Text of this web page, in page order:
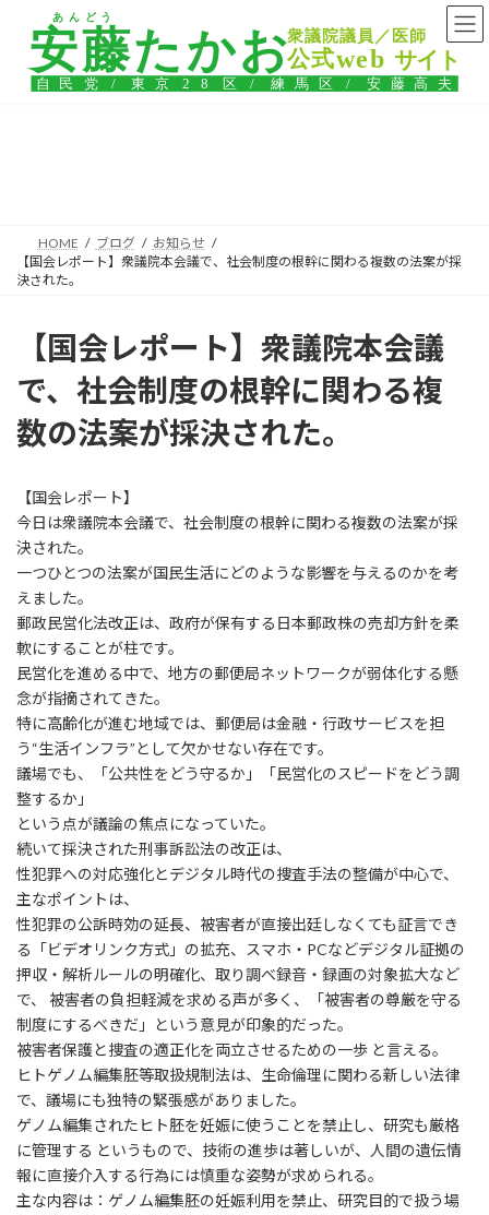
HOME ブログ
お知らせ
【国会レポート】衆議院本会議で、社会制度の根幹に関わる複数の法案が採
決された。
【国会レポート】衆議院本会議
で、社会制度の根幹に関わる複
数の法案が採決された。
【国会レポート】
今日は衆議院本会議で、社会制度の根幹に関わる複数の法案が採
決された。
一つひとつの法案が国民生活にどのような影響を与えるのかを考
えました。
郵政民営化法改正は、政府が保有する日本郵政株の売却方針を柔
軟にすることが柱です。
民営化を進める中で、地方の郵便局ネットワークが弱体化する懸
念が指摘されてきた。
特に高齢化が進む地域では、郵便局は金融・行政サービスを担
う“生活インフラ”として欠かせない存在です。
議場でも、「公共性をどう守るか」「民営化のスピードをどう調
整するか」
という点が議論の焦点になっていた。
続いて採決された刑事訴訟法の改正は、
性犯罪への対応強化とデジタル時代の捜査手法の整備が中心で、
主なポイントは、
性犯罪の公訴時効の延長、被害者が直接出廷しなくても証言でき
る「ビデオリンク方式」の拡充、スマホ・PCなどデジタル証拠の
押収・解析ルールの明確化、取り調べ録音・録画の対象拡大など
で、 被害者の負担軽減を求める声が多く、「被害者の尊厳を守る
制度にするべきだ」という意見が印象的だった。
被害者保護と捜査の適正化を両立させるための一歩 と言える。
ヒトゲノム編集胚等取扱規制法は、生命倫理に関わる新しい法律
で、議場にも独特の緊張感がありました。
ゲノム編集されたヒト胚を妊娠に使うことを禁止し、研究も厳格
に管理する というもので、技術の進歩は著しいが、人間の遺伝情
報に直接介入する行為には慎重な姿勢が求められる。
主な内容は：ゲノム編集胚の妊娠利用を禁止、研究目的で扱う場